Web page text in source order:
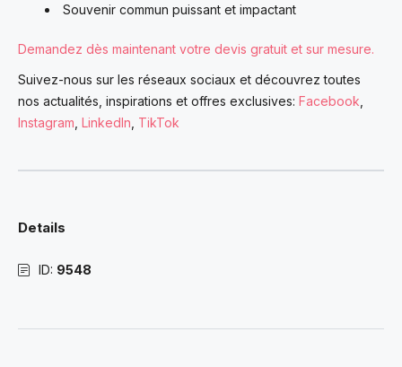
Souvenir commun puissant et impactant
Demandez dès maintenant votre devis gratuit et sur mesure.
Suivez-nous sur les réseaux sociaux et découvrez toutes
nos actualités, inspirations et offres exclusives: Facebook
Instagram LinkedIn TikTok
Details
ID: 9548